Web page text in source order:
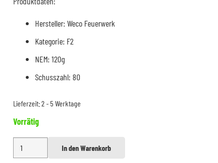
Hersteller: Weco Feuerwerk
Kategorie: F2
NEM: 120g
Schusszahl: 80
Lieferzeit:2 - 5 Werktage
Vorrätig
Weco
Riesen
In den Warenkorb
Alternative: